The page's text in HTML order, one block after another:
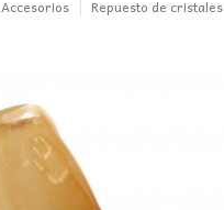
Accesorios Repuesto de cristales